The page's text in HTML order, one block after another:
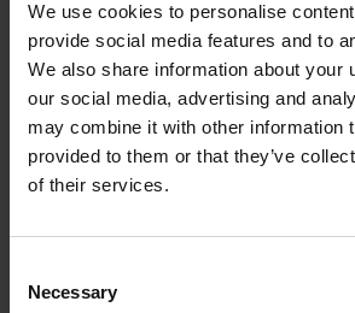
We use cookies to personalise
provide social media features and to
We also share information about your
our social media, advertising and
may combine it with other information
provided to them or that they’ve
of their services.
Selection
Necessary
smlouvu o zpracování údajů podle čl.
(3) V závislosti na konkrétním
registraci postup „double opt-in“. To
registraci Vám zašleme e-mail na
uvedli. V tomto e-mailu Vás
přejete newsletter odebírat. Kromě
tohoto postupu je prokázat Vaši
osobních údajů.